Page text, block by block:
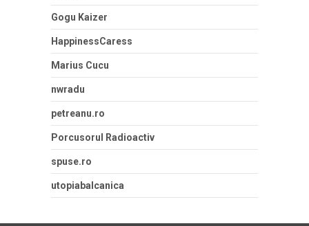
Gogu Kaizer
HappinessCaress
Marius Cucu
nwradu
petreanu.ro
Porcusorul Radioactiv
spuse.ro
utopiabalcanica